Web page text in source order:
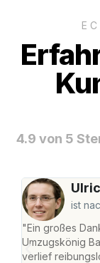
4.9 von 5
ist
"Ein großes
Umzugskönig
verlief